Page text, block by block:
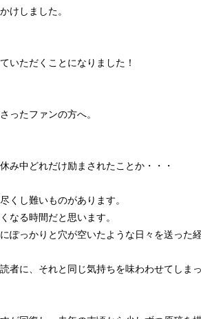
けしました。
いただくことになりました！
ったファンの方へ。
み中どれだけ励まされたことか・・・
くし難いものがあります。
なる時間だと思います。
ぽっかりと穴が空いたような日々を送った経
者に、それと同じ気持ちを味わわせてしま